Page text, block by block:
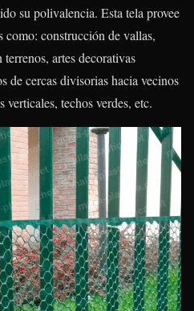
su polivalencia. Esta tela provee
como: construcción de vallas,
artes decorativas
de cercas divisorias hacia vecinos
techos verdes, etc.